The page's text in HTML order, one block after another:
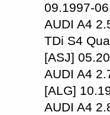
09.1997-
AUDI A4
TDi S4
[ASJ]
AUDI A4
[ALG]
AUDI A4